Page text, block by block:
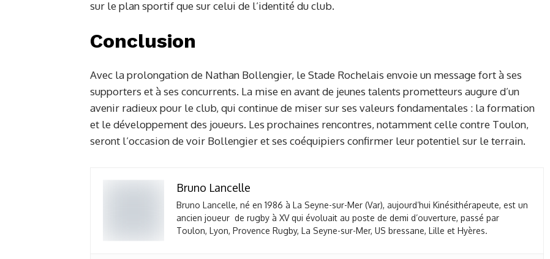
sur le plan sportif que sur celui de l’identité du club.
Conclusion
Avec la prolongation de Nathan Bollengier, le Stade Rochelais envoie un message fort à ses
supporters et à ses concurrents. La mise en avant de jeunes talents prometteurs augure d’un
avenir radieux pour le club, qui continue de miser sur ses valeurs fondamentales : la formation
et le développement des joueurs. Les prochaines rencontres, notamment celle contre Toulon,
seront l’occasion de voir Bollengier et ses coéquipiers confirmer leur potentiel sur le terrain.
Bruno Lancelle
Bruno Lancelle, né en 1986 à La Seyne-sur-Mer (Var), aujourd’hui Kinésithérapeute, est un
ancien joueur de rugby à XV qui évoluait au poste de demi d’ouverture, passé par
Toulon, Lyon, Provence Rugby, La Seyne-sur-Mer, US bressane, Lille et Hyères.